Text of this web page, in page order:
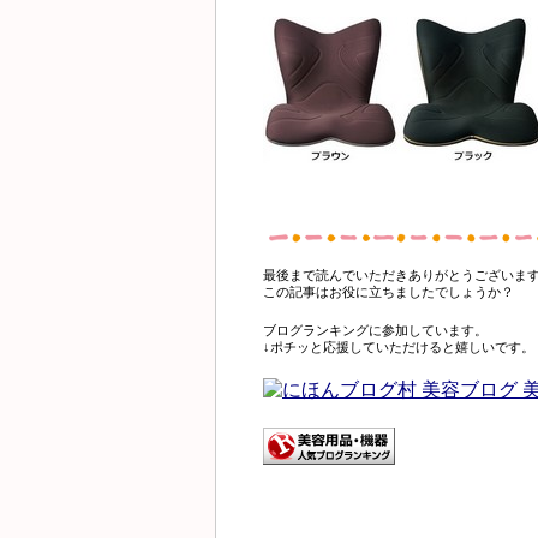
最後まで読んでいただきありがとうございま
この記事はお役に立ちましたでしょうか？
ブログランキングに参加しています。
↓ポチッと応援していただけると嬉しいです。